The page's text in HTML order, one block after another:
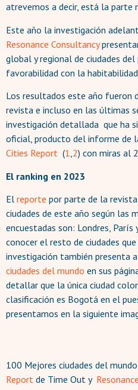
atrevemos a decir, está la parte
Este año la investigación
Resonance Consultancy
global y regional de ciudades
favorabilidad con la
Los resultados este año fueron
revista e incluso en las últimas
investigación detallada que ha
oficial, producto del informe de
Cities Report (1,2) con miras al
El ranking en 2023
El reporte por parte de la
ciudades de este año según las
encuestadas son: Londres, París
conocer el resto de ciudades
investigación también presenta
ciudades del mundo en sus
detallar que la única ciudad
clasificación es Bogotá en el
presentamos en la siguiente
100 Mejores ciudades del
Report de Time Out y